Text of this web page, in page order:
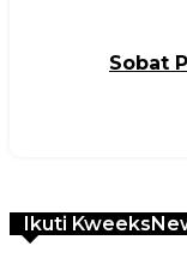
Sobat
Ikuti